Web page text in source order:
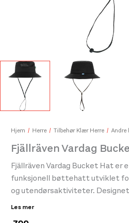
Fjällräven High Coast Wind Cap Chalk White
599,-
Hjem Herre Tilbehør Klær Herre Andre
Fjällräven Vardag
Fjällräven Vardag Bucket Hat er
funksjonell bøttehatt utviklet
og utendørsaktiviteter.
uttrykk med praktiske
Les mer